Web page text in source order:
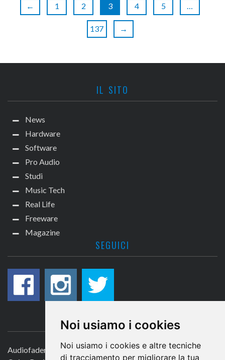
Noi usiamo i cookies
Noi usiamo i cookies e altre tecniche
di tracciamento per migliorare la tua
← 1 2 3 4 5
137 →
IL SITO
News
Hardware
Software
Pro Audio
Studi
Music Tech
Real Life
Freeware
Magazine
SEGUICI
CONTATTACI
Audiofader.com